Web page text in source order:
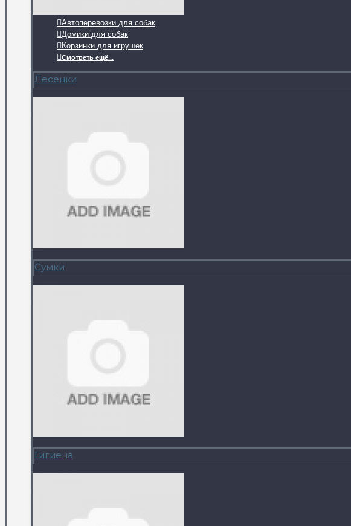
Автоперевозки для собак
Домики для собак
Корзинки для игрушек
Смотреть ещё...
Лесенки
Сумки
Гигиена